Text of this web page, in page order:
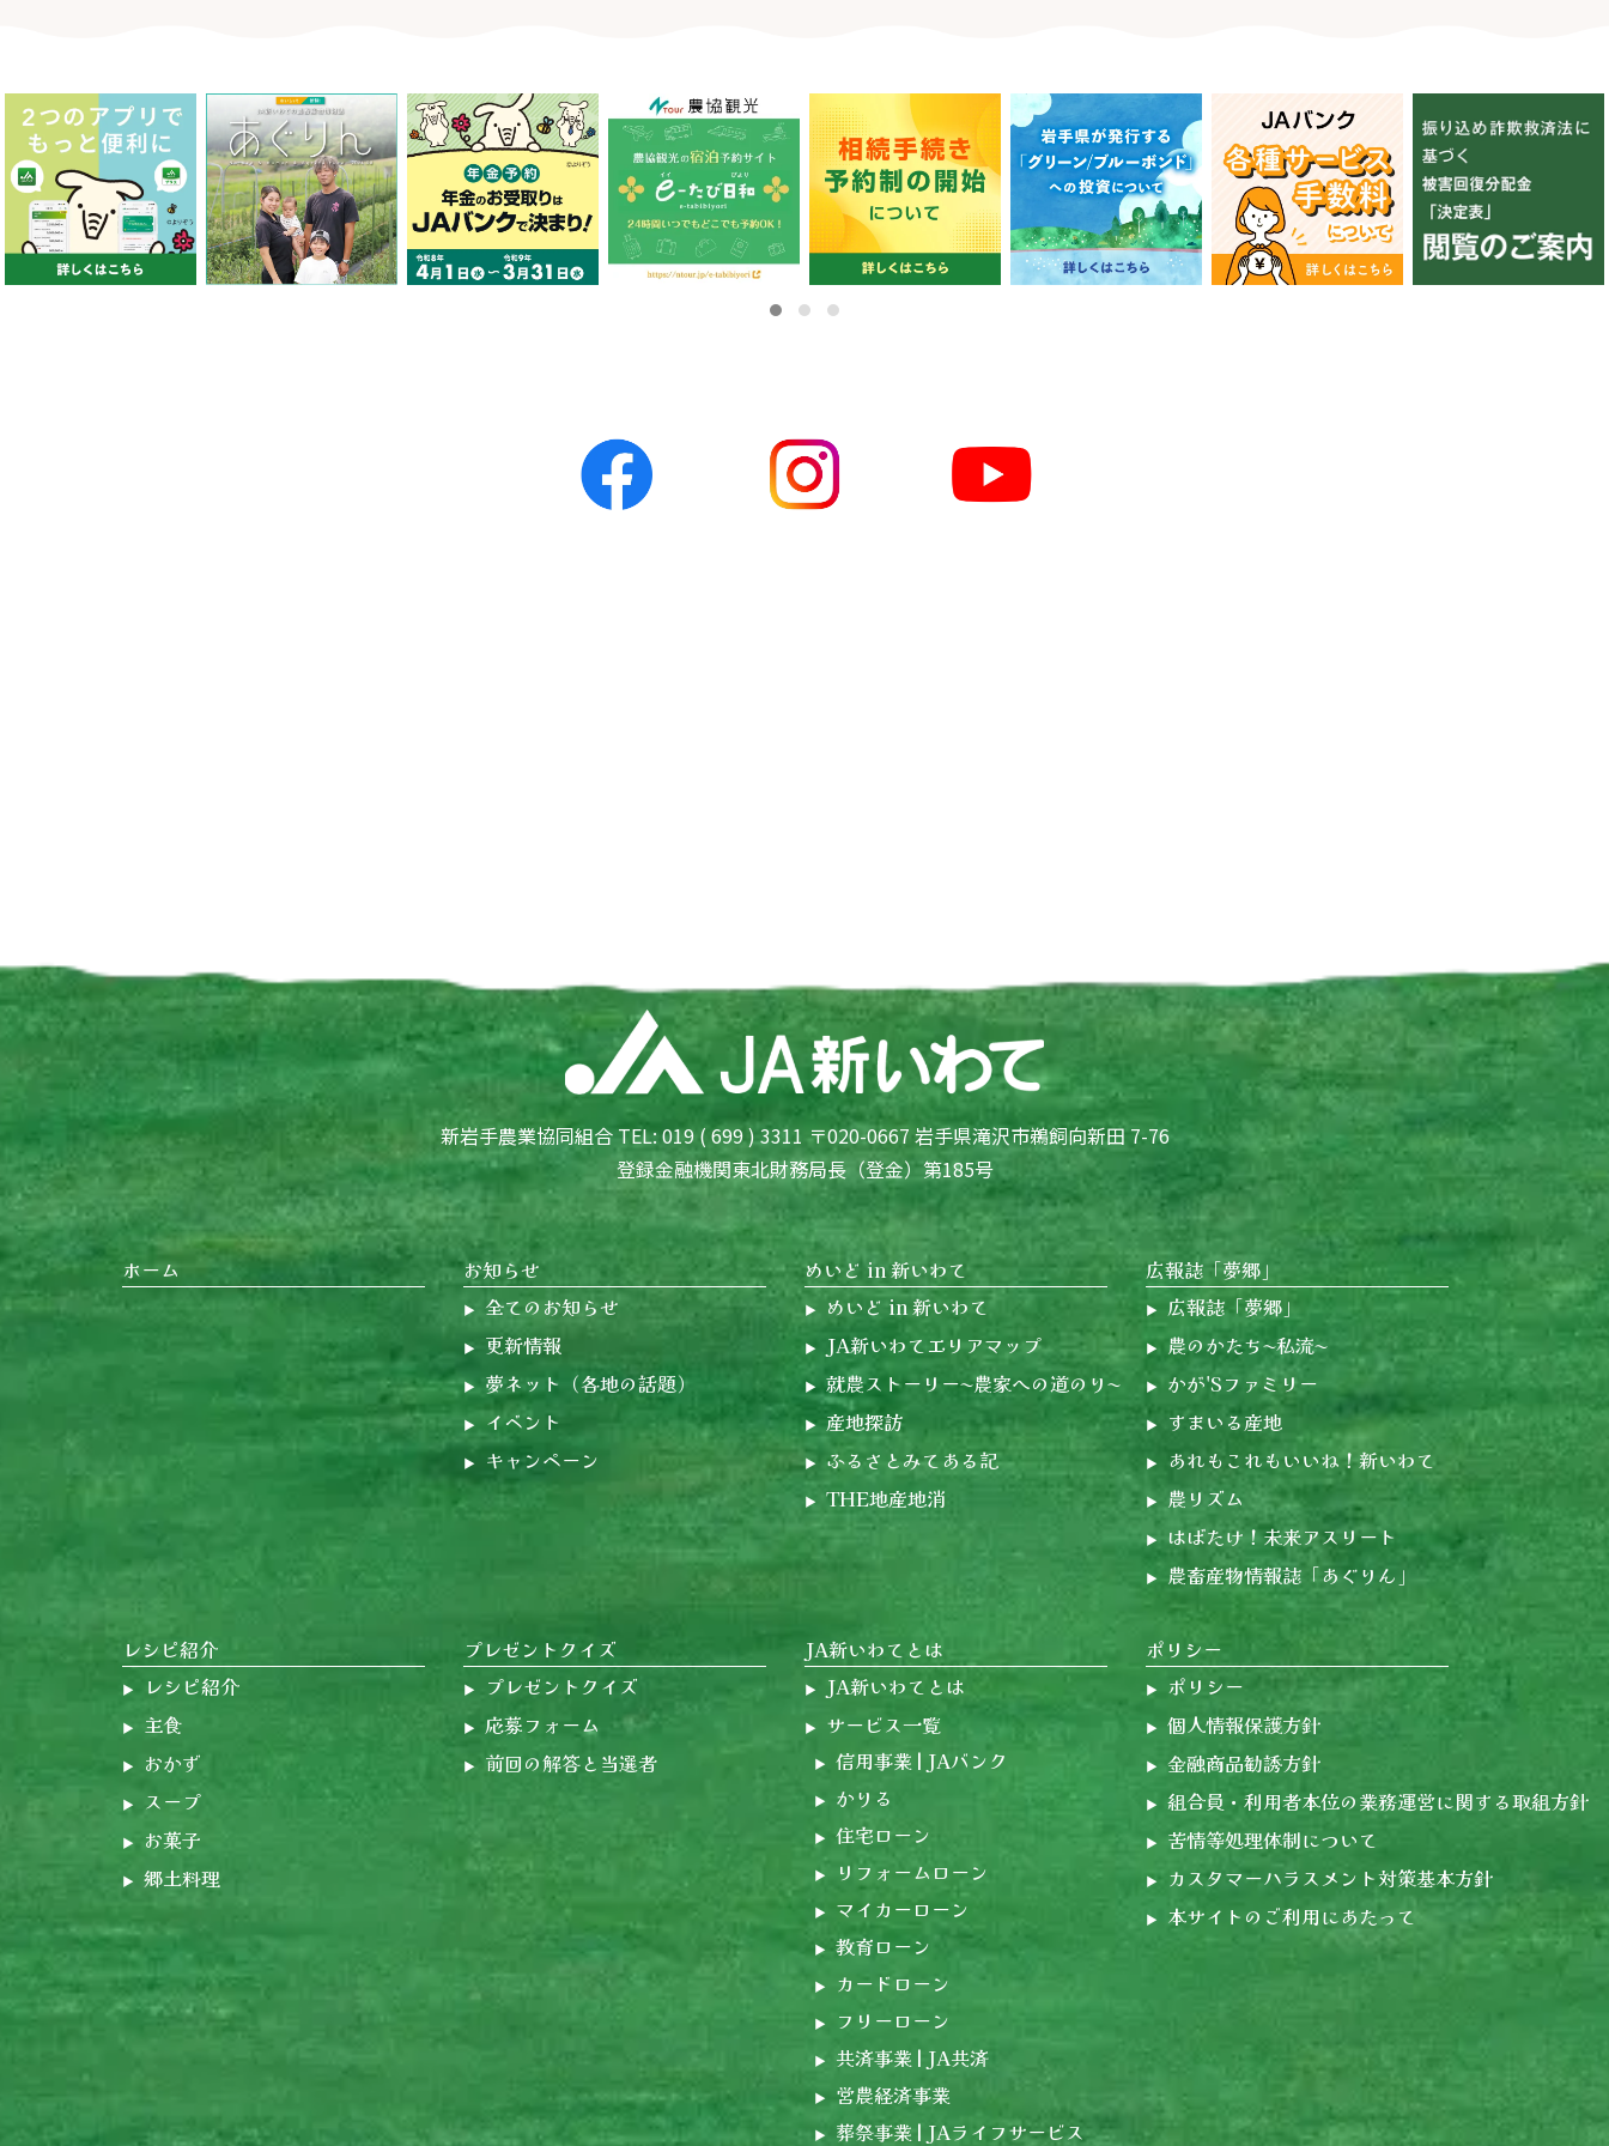
新岩手農業協同組合 TEL: 019 ( 699 ) 3311 〒020-0667 岩手県滝沢市鵜飼向新田 7-76
登録金融機関東北財務局長（登金）第185号
ホーム
お知らせ
全てのお知らせ
更新情報
夢ネット（各地の話題）
イベント
キャンペーン
めいど in 新いわて
めいど in 新いわて
JA新いわてエリアマップ
就農ストーリー〜農家への道のり〜
産地探訪
ふるさとみてある記
THE地産地消
広報誌「夢郷」
広報誌「夢郷」
農のかたち〜私流〜
かが'Sファミリー
すまいる産地
あれもこれもいいね！新いわて
農リズム
はばたけ！未来アスリート
農畜産物情報誌「あぐりん」
レシピ紹介
レシピ紹介
主食
おかず
スープ
お菓子
郷土料理
プレゼントクイズ
プレゼントクイズ
応募フォーム
前回の解答と当選者
JA新いわてとは
JA新いわてとは
サービス一覧
信用事業 | JAバンク
かりる
住宅ローン
リフォームローン
マイカーローン
教育ローン
カードローン
フリーローン
共済事業 | JA共済
営農経済事業
葬祭事業 | JAライフサービス
ポリシー
ポリシー
個人情報保護方針
金融商品勧誘方針
組合員・利用者本位の業務運営に関する取組方針
苦情等処理体制について
カスタマーハラスメント対策基本方針
本サイトのご利用にあたって